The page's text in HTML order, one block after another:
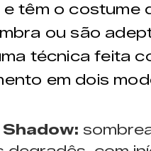
têm o costume
ou são
técnica feita
em dois